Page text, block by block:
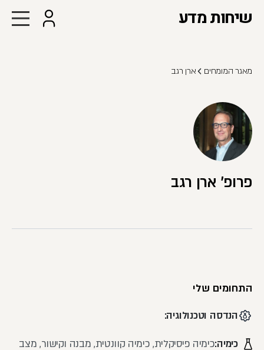
שיחות מדע
מאגר המומחים ארן רגב
פרופ' ארן רגב
התחומים שלי
הנדסה וטכנולוגיה:
כימיה:כימיה פיסיקלית, כימיה קוונטית, מבנה וקישור, מצב